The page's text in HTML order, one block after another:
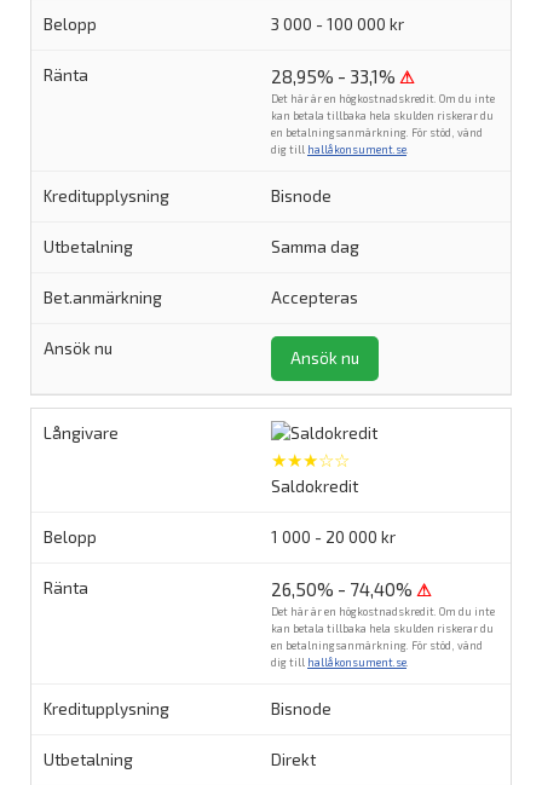
3 000 - 100 000 kr
28,95% - 33,1% ⚠
Det här är en högkostnadskredit. Om du inte
kan betala tillbaka hela skulden riskerar du
en betalningsanmärkning. För stöd, vänd
dig till hallåkonsument.se.
Bisnode
Samma dag
Accepteras
Ansök nu
★★★☆☆
Saldokredit
1 000 - 20 000 kr
26,50% - 74,40% ⚠
Det här är en högkostnadskredit. Om du inte
kan betala tillbaka hela skulden riskerar du
en betalningsanmärkning. För stöd, vänd
dig till hallåkonsument.se.
Bisnode
Direkt